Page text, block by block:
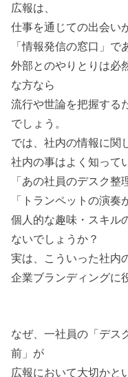
広報は、
仕事を通じての出会い
「情報発信の窓口」で
外部とのやりとりは必
な方なら
流行や世論を把握する
でしょう。
では、社内の情報に関
社内の事はよく知って
「あの社員のデスク
「トランペットの演奏
個人的な趣味・スキル
ないでしょうか？
実は、こういった社内
企業ブランディングに
なぜ、一社員の「デス
前」が
広報において大切かと